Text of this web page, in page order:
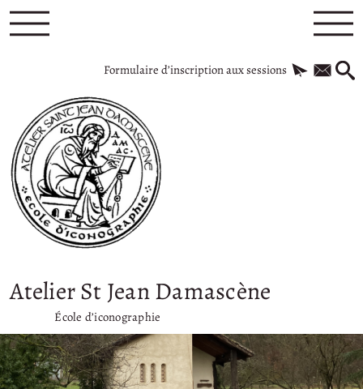
Formulaire d’inscription aux sessions
Atelier St Jean Damascène
École d’iconographie